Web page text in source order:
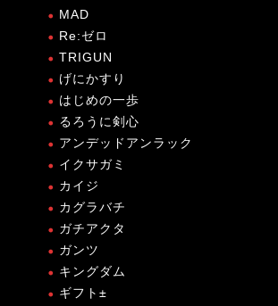
MAD
Re:ゼロ
TRIGUN
げにかすり
はじめの一歩
るろうに剣心
アンデッドアンラック
イクサガミ
カイジ
カグラバチ
ガチアクタ
ガンツ
キングダム
ギフト±